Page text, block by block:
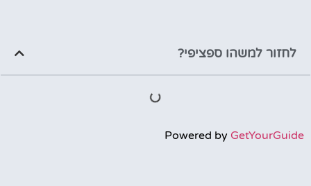
לחזור למשהו ספציפי?
Powered by GetYourGuide